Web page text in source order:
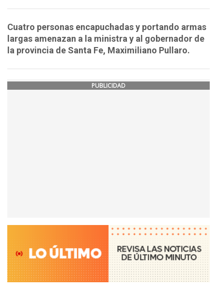
Cuatro personas encapuchadas y portando armas
largas amenazan a la ministra y al gobernador de
la provincia de Santa Fe, Maximiliano Pullaro.
PUBLICIDAD